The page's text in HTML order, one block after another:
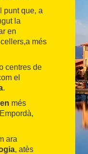
punt que, a
la
en
a més
centres de
el
.
més
ara
, atès